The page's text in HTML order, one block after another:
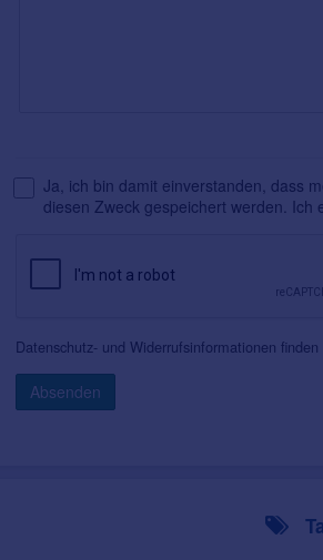
Ja, ich bin damit einverstanden, dass
diesen Zweck gespeichert werden. Ich
Datenschutz- und Widerrufsinformationen finden
Absenden